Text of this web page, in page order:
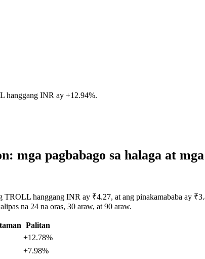
hanggang INR ay +12.94%.
mga pagbabago sa halaga at
TROLL hanggang INR ay ₹4.27, at ang pinakamababa ay
na 24 na oras, 30 araw, at 90 araw.
Palitan
+12.78%
+7.98%